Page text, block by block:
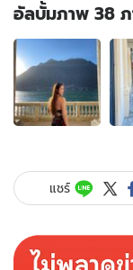
อัลบั้มภาพ 38
อัลบั้ม
ภาพ
38
ภาพ
ของ
ควง
แฟน
ยุโรป
ภาพ
แชร์